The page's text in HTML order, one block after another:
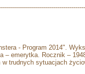
- Program 2014".
– emerytka. Rocznik –
trudnych sytuacjach